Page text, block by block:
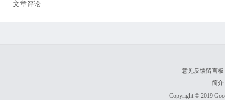
文章评论
意见反馈留言板
简介
Copyright © 2019